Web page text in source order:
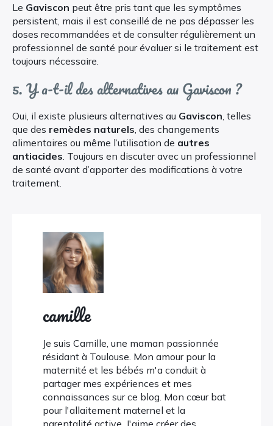
Le Gaviscon peut être pris tant que les symptômes
persistent, mais il est conseillé de ne pas dépasser les
doses recommandées et de consulter régulièrement un
professionnel de santé pour évaluer si le traitement est
toujours nécessaire.
5. Y a-t-il des alternatives au Gaviscon ?
Oui, il existe plusieurs alternatives au Gaviscon , telles
que des remèdes naturels , des changements
alimentaires ou même l’utilisation de autres
antiacides . Toujours en discuter avec un professionnel
de santé avant d’apporter des modifications à votre
traitement.
camille
Je suis Camille, une maman passionnée
résidant à Toulouse. Mon amour pour la
maternité et les bébés m'a conduit à
partager mes expériences et mes
connaissances sur ce blog. Mon cœur bat
pour l'allaitement maternel et la
parentalité active. J'aime créer des